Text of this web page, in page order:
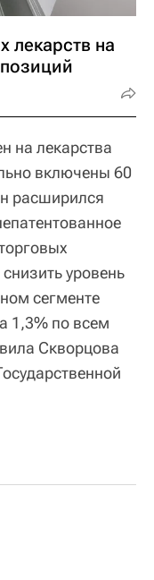
лекарств на
на лекарства
включены 60
расширился
уровень
сегменте
1,3% по всем
Скворцова